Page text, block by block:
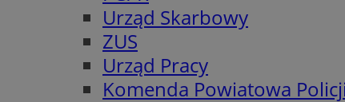
Urząd Skarbowy
ZUS
Urząd Pracy
Komenda Powiatowa Policji